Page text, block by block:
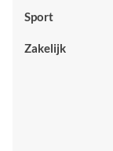
Sport
Zakelijk